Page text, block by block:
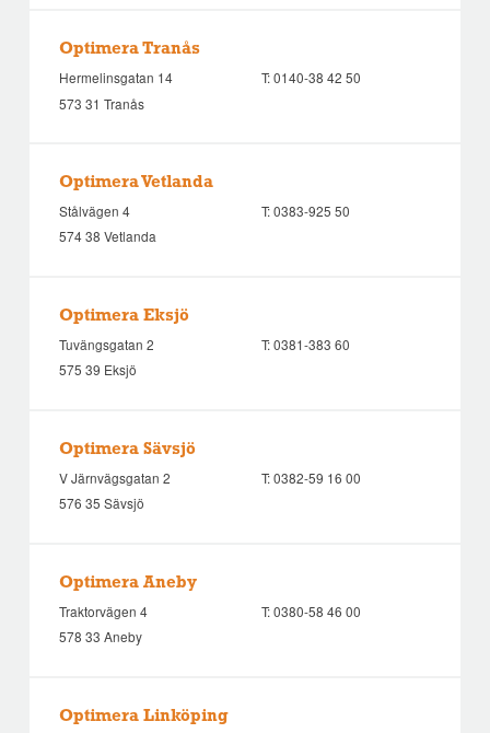
Optimera Tranås
Hermelinsgatan 14
573 31 Tranås
T:0140-38 42 50
Optimera Vetlanda
Stålvägen 4
574 38 Vetlanda
T:0383-925 50
Optimera Eksjö
Tuvängsgatan 2
575 39 Eksjö
T:0381-383 60
Optimera Sävsjö
V Järnvägsgatan 2
576 35 Sävsjö
T:0382-59 16 00
Optimera Aneby
Traktorvägen 4
578 33 Aneby
T:0380-58 46 00
Optimera Linköping